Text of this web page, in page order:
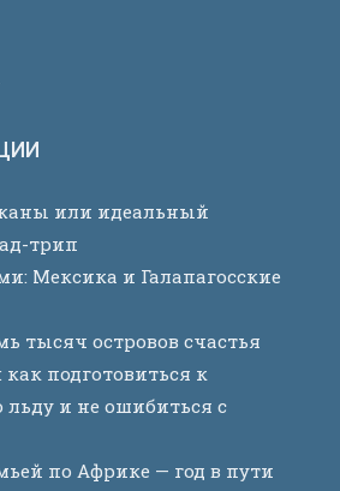
или идеальный
трип
Мексика и Галапагосские
тысяч островов счастья
подготовиться к
и не ошибиться с
по Африке — год в пути